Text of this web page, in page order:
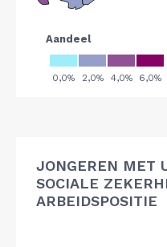
JONGEREN MET
SOCIALE
ARBEIDSPOSITIE